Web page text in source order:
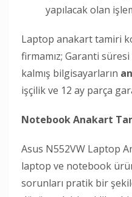
yapılacak olan
Laptop anakart tamiri
firmamız; Garanti
kalmış bilgisayarların
işçilik ve 12 ay parça
Notebook Anakart
Asus N552VW Laptop
laptop ve notebook
sorunları pratik bir